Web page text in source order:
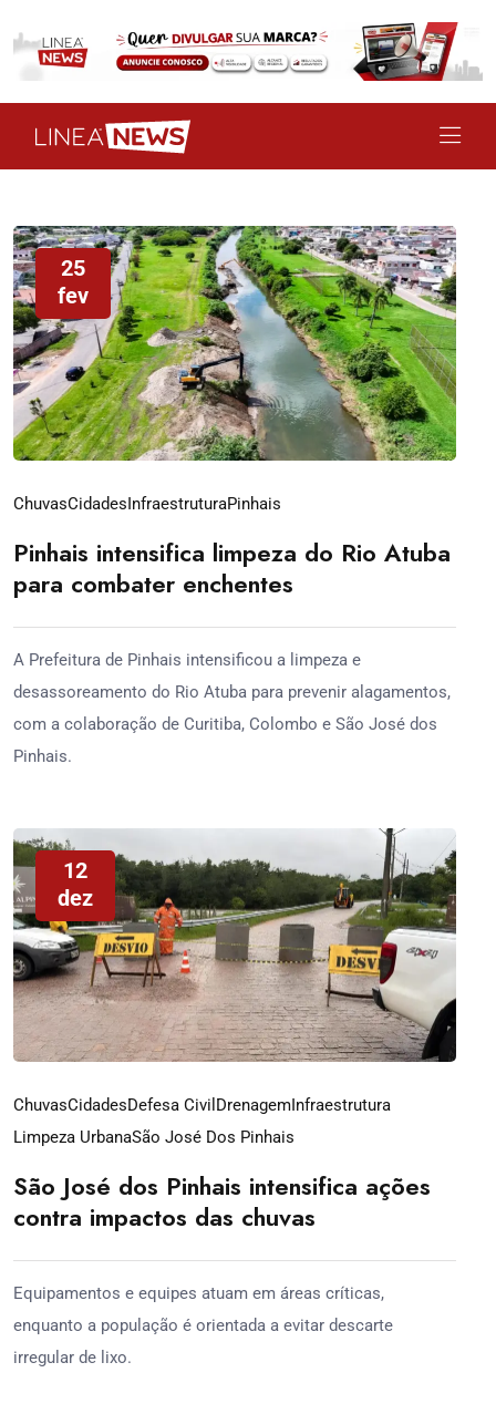
25
fev
ChuvasCidadesInfraestruturaPinhais
Pinhais intensifica limpeza do Rio Atuba
para combater enchentes
A Prefeitura de Pinhais intensificou a limpeza e
desassoreamento do Rio Atuba para prevenir alagamentos,
com a colaboração de Curitiba, Colombo e São José dos
Pinhais.
12
dez
ChuvasCidadesDefesa Civil DrenagemInfraestrutura
Limpeza UrbanaSão José Dos Pinhais
São José dos Pinhais intensifica ações
contra impactos das chuvas
Equipamentos e equipes atuam em áreas críticas,
enquanto a população é orientada a evitar descarte
irregular de lixo.